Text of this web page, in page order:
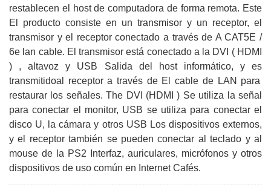
restablecen el host de computadora de forma remota. Este
El producto consiste en un transmisor y un receptor, el
transmisor y el receptor conectado a través de A CAT5E /
6e lan cable. El transmisor está conectado a la DVI ( HDMI
) , altavoz y USB Salida del host informático, y es
transmitidoal receptor a través de El cable de LAN para
restaurar los señales. The DVI (HDMI) Se utiliza la señal
para conectar el monitor, USB se utiliza para conectar el
disco U, la cámara y otros USB Los dispositivos externos,
y el receptor también se pueden conectar al teclado y al
mouse de la PS2 Interfaz, auriculares, micrófonos y otros
dispositivos de uso común en Internet Cafés.